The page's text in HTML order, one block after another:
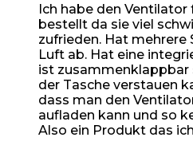
Ich habe den
bestellt da sie viel
zufrieden. Hat mehrere
Luft ab. Hat eine
ist zusammenklappbar
der Tasche verstauen
dass man den
aufladen kann und so
Also ein Produkt das